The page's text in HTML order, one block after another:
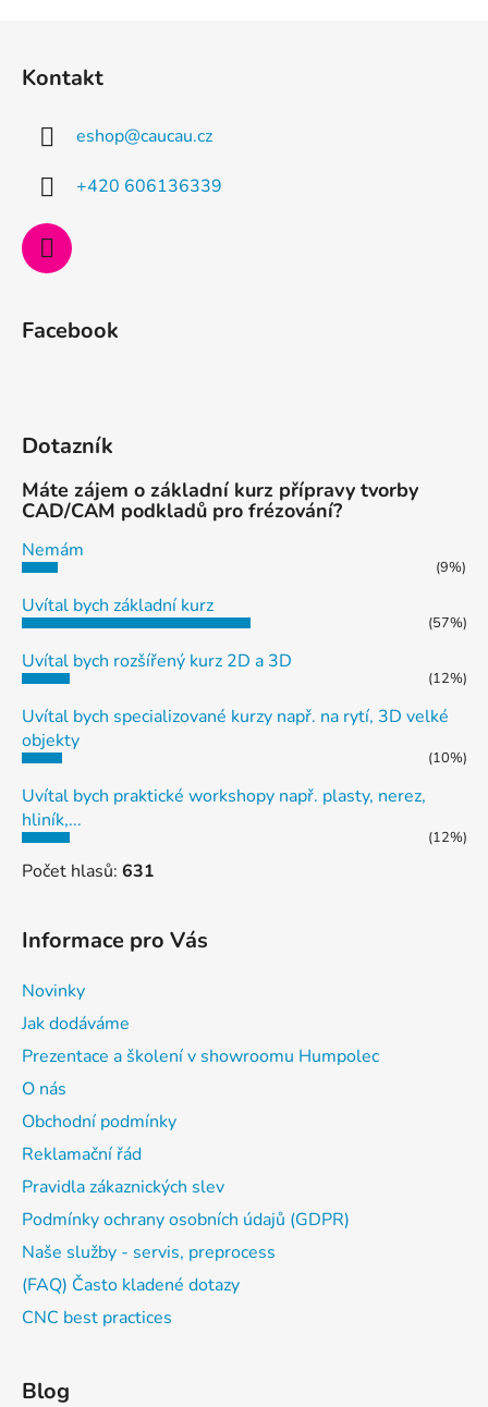
Kontakt
eshop@caucau.cz
+420 606136339
Facebook
Dotazník
Máte zájem o základní kurz přípravy tvorby
CAD/CAM podkladů pro frézování?
Nemám
(9%)
Uvítal bych základní kurz
(57%)
Uvítal bych rozšířený kurz 2D a 3D
(12%)
Uvítal bych specializované kurzy např. na rytí, 3D velké
objekty
(10%)
Uvítal bych praktické workshopy např. plasty, nerez,
hliník,...
(12%)
Počet hlasů: 631
Informace pro Vás
Novinky
Jak dodáváme
Prezentace a školení v showroomu Humpolec
O nás
Obchodní podmínky
Reklamační řád
Pravidla zákaznických slev
Podmínky ochrany osobních údajů (GDPR)
Naše služby - servis, preprocess
(FAQ) Často kladené dotazy
CNC best practices
Blog